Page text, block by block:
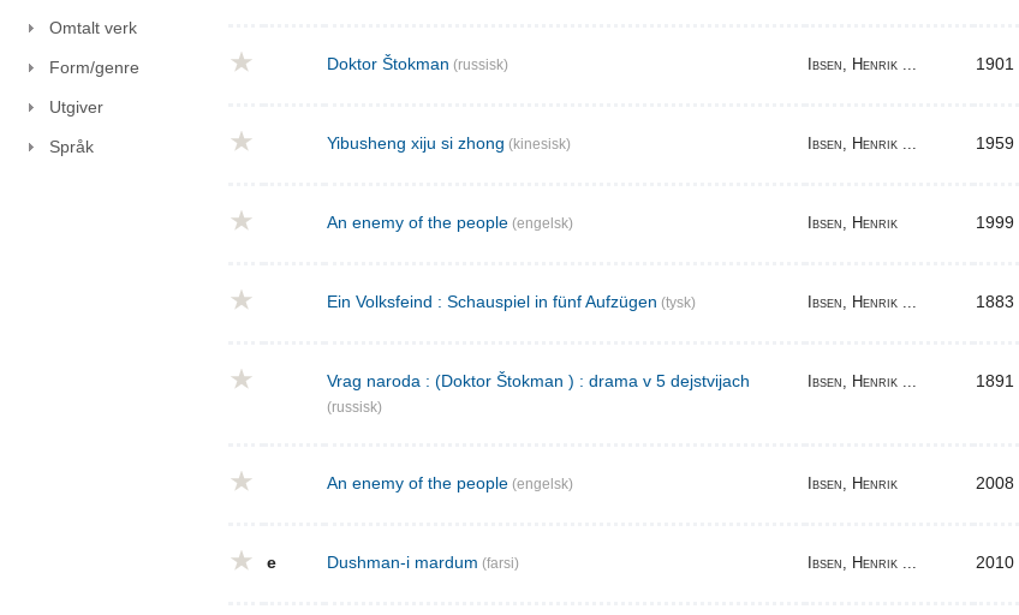
Omtalt verk
Form/genre
Utgiver
Språk
Doktor Štokman (russisk) Ibsen, Henrik ... 1901
Yibusheng xiju si zhong (kinesisk) Ibsen, Henrik ... 1959
An enemy of the people (engelsk) Ibsen, Henrik 1999
Ein Volksfeind : Schauspiel in fünf Aufzügen (tysk) Ibsen, Henrik ... 1883
Vrag naroda : (Doktor Štokman ) : drama v 5 dejstvijach
(russisk)
Ibsen, Henrik ... 1891
An enemy of the people (engelsk) Ibsen, Henrik 2008
e Dushman-i mardum (farsi) Ibsen, Henrik ... 2010